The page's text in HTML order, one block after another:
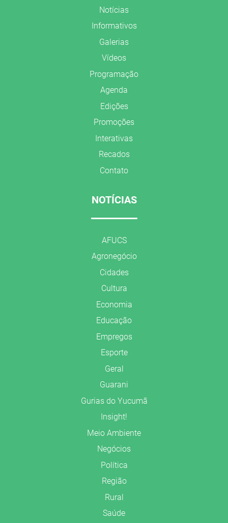
Notícias
Informativos
Galerias
Vídeos
Programação
Agenda
Edições
Promoções
Interativas
Recados
Contato
NOTÍCIAS
AFUCS
Agronegócio
Cidades
Cultura
Economia
Educação
Empregos
Esporte
Geral
Guarani
Gurias do Yucumã
Insight!
Meio Ambiente
Negócios
Política
Região
Rural
Saúde